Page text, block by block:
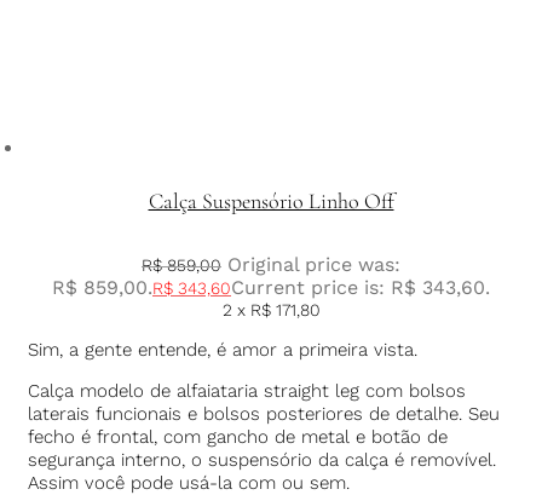
Calça Suspensório Linho Off
R$859,00 Original price was:
R$ 859,00.R$ 343,60Current price is: R$ 343,60.
2 x R$171,80
Sim, a gente entende, é amor a primeira vista.
Calça modelo de alfaiataria straight leg com bolsos
laterais funcionais e bolsos posteriores de detalhe. Seu
fecho é frontal, com gancho de metal e botão de
segurança interno, o suspensório da calça é removível.
Assim você pode usá-la com ou sem.